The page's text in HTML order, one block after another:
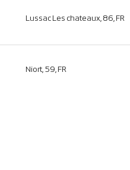
Lussac Les chateaux, 86, FR
Niort, 59, FR